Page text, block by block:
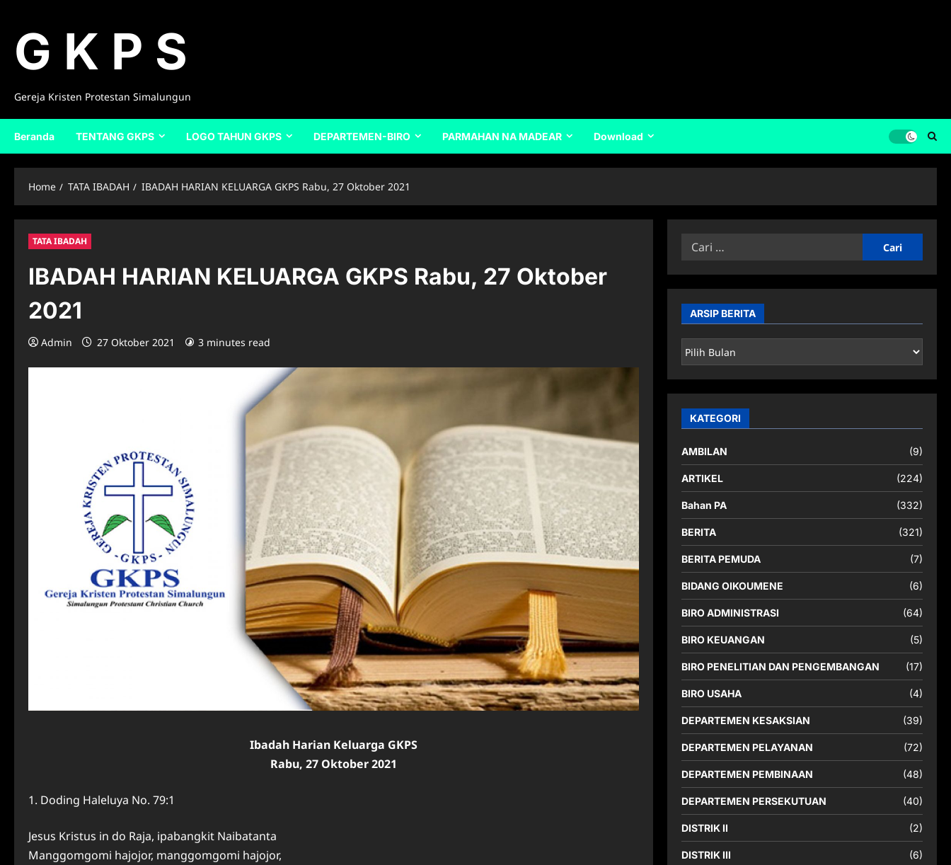
contentG K P S
Gereja Kristen Protestan Simalungun
Beranda TENTANG GKPS LOGO TAHUN GKPS DEPARTEMEN-BIRO PARMAHAN NA MADEAR Download
Home TATA IBADAH IBADAH HARIAN KELUARGA GKPS Rabu, 27 Oktober 2021
TATA IBADAH
IBADAH HARIAN KELUARGA GKPS Rabu, 27 Oktober
2021
Admin 27 Oktober 2021 3 minutes read
Ibadah Harian Keluarga GKPS
Rabu, 27 Oktober 2021
1. Doding Haleluya No. 79:1
Jesus Kristus in do Raja, ipabangkit Naibatanta
Manggomgomi hajojor, manggomgomi hajojor,
Cari
ARSIP BERITA
ARSIP
BERITA
KATEGORI
AMBILAN (9)
ARTIKEL (224)
Bahan PA (332)
BERITA (321)
BERITA PEMUDA (7)
BIDANG OIKOUMENE (6)
BIRO ADMINISTRASI (64)
BIRO KEUANGAN (5)
BIRO PENELITIAN DAN PENGEMBANGAN (17)
BIRO USAHA (4)
DEPARTEMEN KESAKSIAN (39)
DEPARTEMEN PELAYANAN (72)
DEPARTEMEN PEMBINAAN (48)
DEPARTEMEN PERSEKUTUAN (40)
DISTRIK II (2)
DISTRIK III (6)